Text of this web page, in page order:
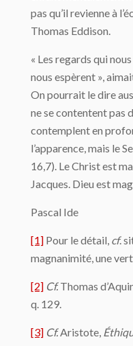
pas qu’il revienne à
Thomas Eddison.
« Les regards qui
nous espèrent »,
On pourrait le dire
ne se contentent pas
contemplent en
l’apparence, mais le
16,7). Le Christ est
Jacques. Dieu est
Pascal Ide
[1] Pour le détail, cf.
magnanimité, une
[2] Cf.Thomas
q. 129.
[3] Cf.Aristote,